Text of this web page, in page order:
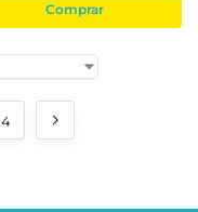
Comprar
4